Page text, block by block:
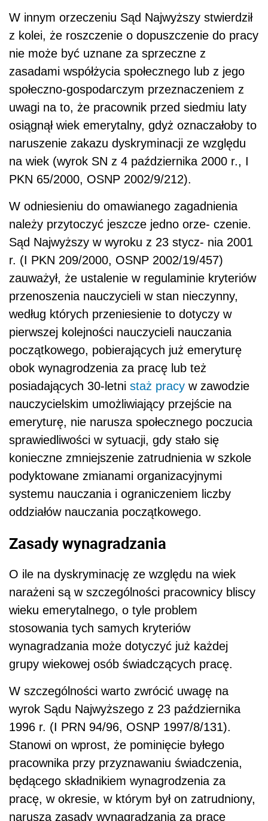
W innym orzeczeniu Sąd Najwyższy stwierdził
z kolei, że roszczenie o dopuszczenie do pracy
nie może być uznane za sprzeczne z
zasadami współżycia społecznego lub z jego
społeczno-gospodarczym przeznaczeniem z
uwagi na to, że pracownik przed siedmiu laty
osiągnął wiek emerytalny, gdyż oznaczałoby to
naruszenie zakazu dyskryminacji ze względu
na wiek (wyrok SN z 4 października 2000 r., I
PKN 65/2000, OSNP 2002/9/212).
W odniesieniu do omawianego zagadnienia
należy przytoczyć jeszcze jedno orze- czenie.
Sąd Najwyższy w wyroku z 23 stycz- nia 2001
r. (I PKN 209/2000, OSNP 2002/19/457)
zauważył, że ustalenie w regulaminie kryteriów
przenoszenia nauczycieli w stan nieczynny,
według których przeniesienie to dotyczy w
pierwszej kolejności nauczycieli nauczania
początkowego, pobierających już emeryturę
obok wynagrodzenia za pracę lub też
posiadających 30-letni staż pracy w zawodzie
nauczycielskim umożliwiający przejście na
emeryturę, nie narusza społecznego poczucia
sprawiedliwości w sytuacji, gdy stało się
konieczne zmniejszenie zatrudnienia w szkole
podyktowane zmianami organizacyjnymi
systemu nauczania i ograniczeniem liczby
oddziałów nauczania początkowego.
Zasady wynagradzania
O ile na dyskryminację ze względu na wiek
narażeni są w szczególności pracownicy bliscy
wieku emerytalnego, o tyle problem
stosowania tych samych kryteriów
wynagradzania może dotyczyć już każdej
grupy wiekowej osób świadczących pracę.
W szczególności warto zwrócić uwagę na
wyrok Sądu Najwyższego z 23 października
1996 r. (I PRN 94/96, OSNP 1997/8/131).
Stanowi on wprost, że pominięcie byłego
pracownika przy przyznawaniu świadczenia,
będącego składnikiem wynagrodzenia za
pracę, w okresie, w którym był on zatrudniony,
narusza zasady wynagradzania za pracę